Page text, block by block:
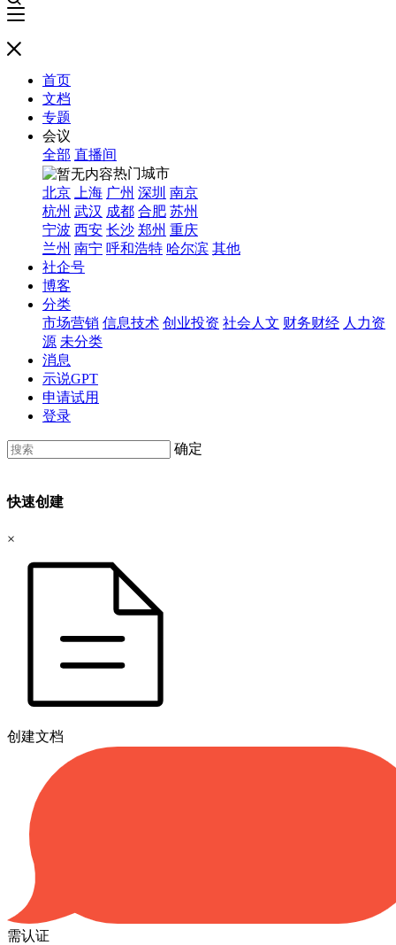
首页
文档
专题
会议
全部 直播间
热门城市
北京
上海 广州 深圳 南京
杭州 武汉 成都 合肥 苏州
宁波 西安 长沙 郑州 重庆
兰州 南宁 呼和浩特 哈尔滨 其他
社企号
博客
分类
市场营销 信息技术 创业投资 社会人文 财务财经 人力资
源 未分类
消息
示说GPT
申请试用
登录
确定
快速创建
×
创建文档
需认证